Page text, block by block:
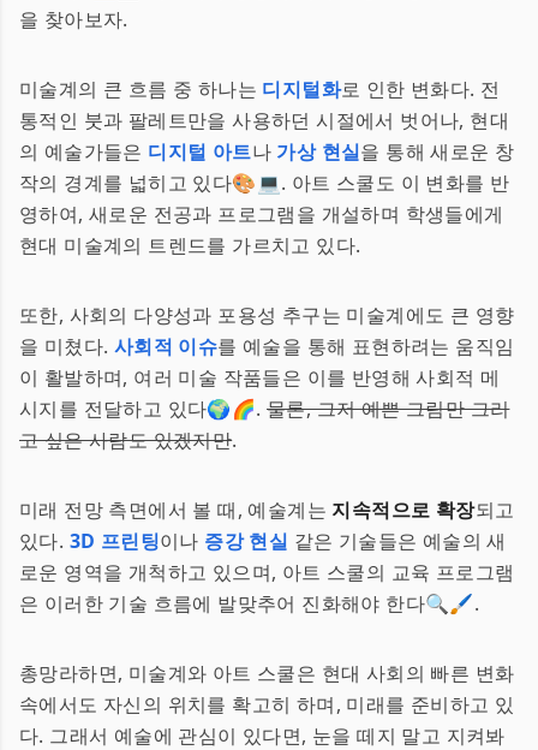
을 찾아보자.
미술계의 큰 흐름 중 하나는 디지털화로 인한 변화다. 전
통적인 붓과 팔레트만을 사용하던 시절에서 벗어나, 현대
의 예술가들은 디지털 아트나 가상 현실을 통해 새로운 창
작의 경계를 넓히고 있다🎨💻. 아트 스쿨도 이 변화를 반
영하여, 새로운 전공과 프로그램을 개설하며 학생들에게
현대 미술계의 트렌드를 가르치고 있다.
또한, 사회의 다양성과 포용성 추구는 미술계에도 큰 영향
을 미쳤다. 사회적 이슈를 예술을 통해 표현하려는 움직임
이 활발하며, 여러 미술 작품들은 이를 반영해 사회적 메
시지를 전달하고 있다🌍🌈. 물론, 그저 예쁜 그림만 그리
고 싶은 사람도 있겠지만.
미래 전망 측면에서 볼 때, 예술계는 지속적으로 확장되고
있다. 3D 프린팅이나 증강 현실 같은 기술들은 예술의 새
로운 영역을 개척하고 있으며, 아트 스쿨의 교육 프로그램
은 이러한 기술 흐름에 발맞추어 진화해야 한다🔍🖌️.
총망라하면, 미술계와 아트 스쿨은 현대 사회의 빠른 변화
속에서도 자신의 위치를 확고히 하며, 미래를 준비하고 있
다. 그래서 예술에 관심이 있다면, 눈을 떼지 말고 지켜봐